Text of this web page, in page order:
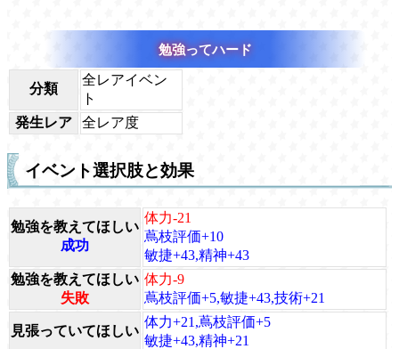
勉強ってハード
分類
全レアイベン
ト
発生レア
全レア度
イベント選択肢と効果
勉強を教えてほしい
成功
体力-21
蔦枝評価+10
敏捷+43,精神+43
勉強を教えてほしい
失敗
体力-9
蔦枝評価+5,敏捷+43,技術+21
見張っていてほしい
体力+21,蔦枝評価+5
敏捷+43,精神+21